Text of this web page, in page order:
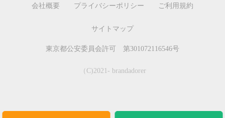
会社概要 プライバシーポリシー ご利用規約
サイトマップ
東京都公安委員会許可 第301072116546号
（C)2021- brandadorer